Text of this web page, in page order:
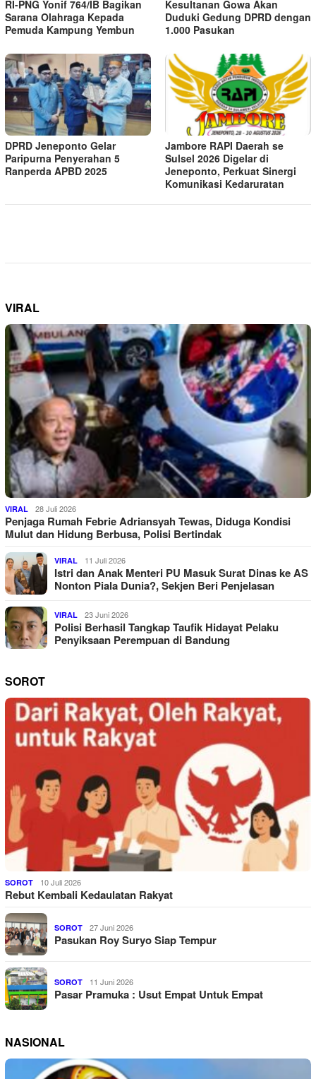
RI-PNG Yonif 764/IB Bagikan
Sarana Olahraga Kepada
Pemuda Kampung Yembun
Kesultanan Gowa Akan
Duduki Gedung DPRD dengan
1.000 Pasukan
DPRD Jeneponto Gelar
Paripurna Penyerahan 5
Ranperda APBD 2025
Jambore RAPI Daerah se
Sulsel 2026 Digelar di
Jeneponto, Perkuat Sinergi
Komunikasi Kedaruratan
VIRAL
VIRAL 28 Juli 2026
Penjaga Rumah Febrie Adriansyah Tewas, Diduga Kondisi
Mulut dan Hidung Berbusa, Polisi Bertindak
VIRAL 11 Juli 2026
Istri dan Anak Menteri PU Masuk Surat Dinas ke AS
Nonton Piala Dunia?, Sekjen Beri Penjelasan
VIRAL 23 Juni 2026
Polisi Berhasil Tangkap Taufik Hidayat Pelaku
Penyiksaan Perempuan di Bandung
SOROT
SOROT 10 Juli 2026
Rebut Kembali Kedaulatan Rakyat
SOROT 27 Juni 2026
Pasukan Roy Suryo Siap Tempur
SOROT 11 Juni 2026
Pasar Pramuka : Usut Empat Untuk Empat
NASIONAL